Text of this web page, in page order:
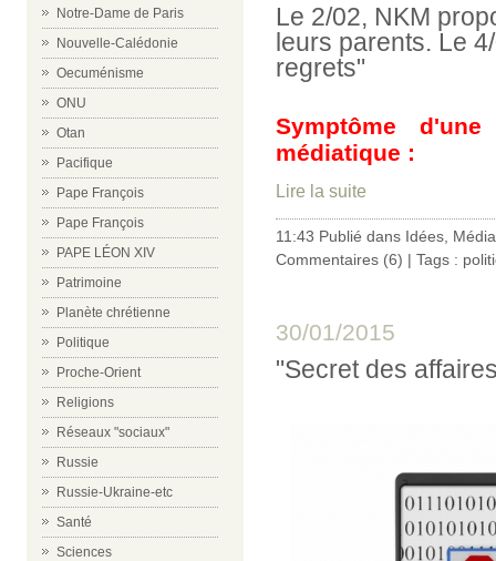
Notre-Dame de Paris
Nouvelle-Calédonie
Oecuménisme
ONU
Otan
Pacifique
Pape François
Pape François
PAPE LÉON XIV
Patrimoine
Planète chrétienne
Politique
Proche-Orient
Religions
Réseaux "sociaux"
Russie
Russie-Ukraine-etc
Santé
Sciences
Le 2/02, NKM
leurs parents. Le
regrets"
Symptôme d'une
médiatique :
Lire la suite
11:43 Publié dans Idées
Commentaires (6) | Tags :
30/01/2015
"Secret des